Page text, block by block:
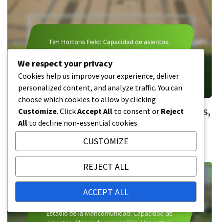
Tim Hortons Field: Capacidad de asientos,
Planes de expansión, Uso actual
We respect your privacy
Cookies help us improve your experience, deliver
personalized content, and analyze traffic. You can
choose which cookies to allow by clicking
Customize. ClickAccept All to consent or Reject
All to decline non-essential cookies.
CUSTOMIZE
REJECT ALL
ACCEPT ALL